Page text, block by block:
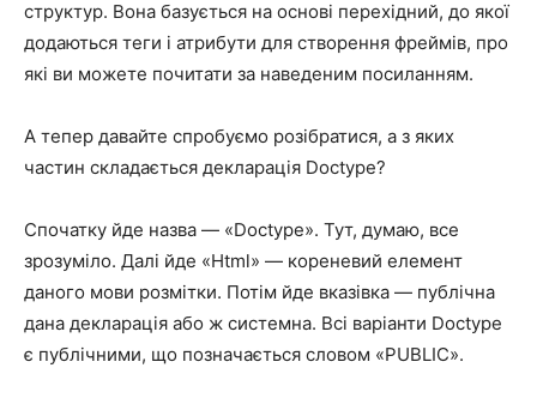
структур. Вона базується на основі перехідний, до якої
додаються теги і атрибути для створення фреймів, про
які ви можете почитати за наведеним посиланням.
А тепер давайте спробуємо розібратися, а з яких
частин складається декларація Doctype?
Спочатку йде назва — «Doctype». Тут, думаю, все
зрозуміло. Далі йде «Html» — кореневий елемент
даного мови розмітки. Потім йде вказівка — публічна
дана декларація або ж системна. Всі варіанти Doctype
є публічними, що позначається словом «PUBLIC».